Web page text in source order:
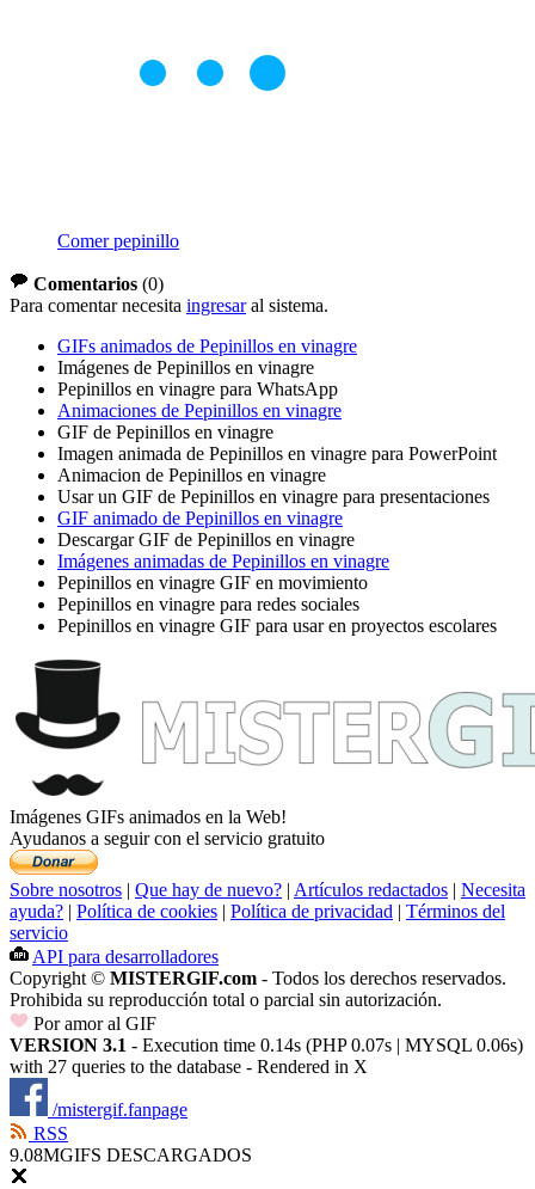
Comer pepinillo
Comentarios (0)
Para comentar necesita ingresaral sistema.
GIFs animados de Pepinillos en vinagre
Imágenes de Pepinillos en vinagre
Pepinillos en vinagre para WhatsApp
Animaciones de Pepinillos en vinagre
GIF de Pepinillos en vinagre
Imagen animada de Pepinillos en vinagre para PowerPoint
Animacion de Pepinillos en vinagre
Usar un GIF de Pepinillos en vinagre para presentaciones
GIF animado de Pepinillos en vinagre
Descargar GIF de Pepinillos en vinagre
Imágenes animadas de Pepinillos en vinagre
Pepinillos en vinagre GIF en movimiento
Pepinillos en vinagre para redes sociales
Pepinillos en vinagre GIF para usar en proyectos escolares
Imágenes GIFs animados en la Web!
Ayudanos a seguir con el servicio gratuito
Sobre nosotros Que hay de nuevo? Artículos redactados
Necesita
ayuda?
Política de cookies Política de privacidad
Términos del
servicio
API para desarrolladores
Copyright © MISTERGIF.com - Todos los derechos reservados.
Prohibida su reproducción total o parcial sin autorización.
Por amor al GIF
VERSION 3.1 - Execution time 0.14s (PHP 0.07s | MYSQL 0.06s)
with 27 queries to the database - Rendered in X
/mistergif.fanpage
RSS
9.08MGIFS DESCARGADOS